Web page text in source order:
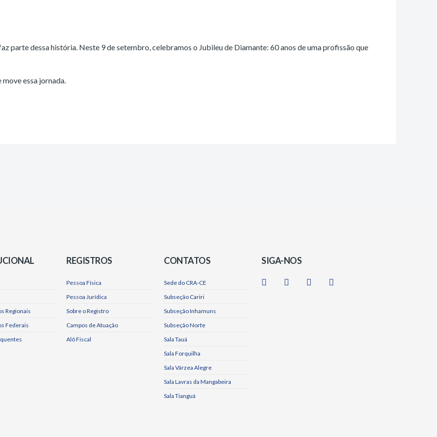
parte dessa história. Neste 9 de setembro, celebramos o Jubileu de Diamante: 60 anos de uma profissão que
essa jornada.
Regionais
Federais
REGISTROS
Pessoa Física
Pessoa Jurídica
Sobre o Registro
Campos de Atuação
Alô Fiscal
CONTATOS
Sede do CRA-CE
Subseção Cariri
Subseção Inhamuns
Subseção Norte
Sala Tauá
Sala Forquilha
Sala Várzea Alegre
Sala Lavras da Mangabeira
Sala Tianguá
SIGA-NOS